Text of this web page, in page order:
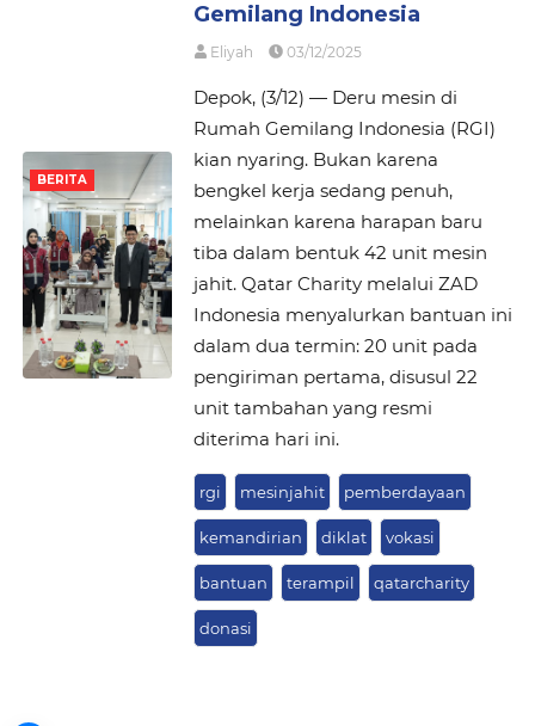
BERITA
Gemilang Indonesia
Eliyah 03/12/2025
Depok, (3/12) — Deru mesin di
Rumah Gemilang Indonesia (RGI)
kian nyaring. Bukan karena
bengkel kerja sedang penuh,
melainkan karena harapan baru
tiba dalam bentuk 42 unit mesin
jahit. Qatar Charity melalui ZAD
Indonesia menyalurkan bantuan ini
dalam dua termin: 20 unit pada
pengiriman pertama, disusul 22
unit tambahan yang resmi
diterima hari ini.
rgi mesinjahit pemberdayaan
kemandirian diklat vokasi
bantuan terampil qatarcharity
donasi